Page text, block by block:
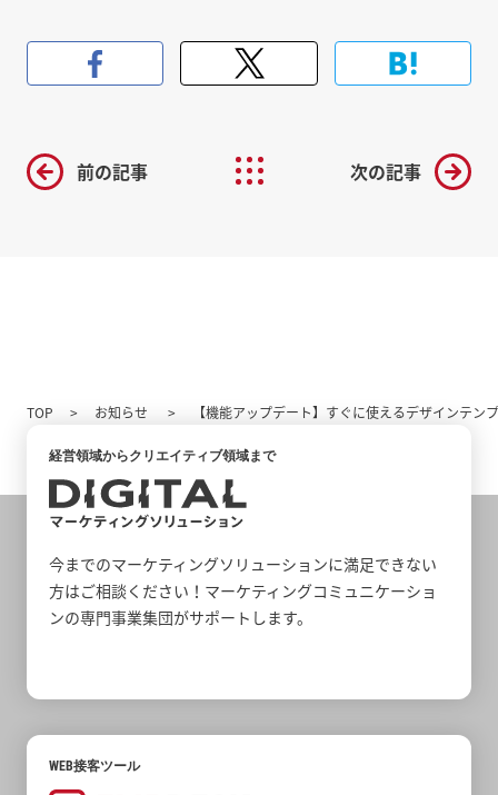
前の記事 次の記事
TOP お知らせ 【機能アップデート】すぐに使えるデザインテン
経営領域からクリエイティブ領域まで
今までのマーケティングソリューションに満足できない
方はご相談ください！マーケティングコミュニケーショ
ンの専門事業集団がサポートします。
WEB接客ツール